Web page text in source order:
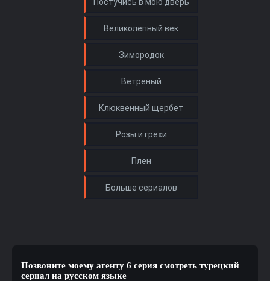
Позвоните моему агенту 6 серия смотреть турецкий
сериал на русском языке